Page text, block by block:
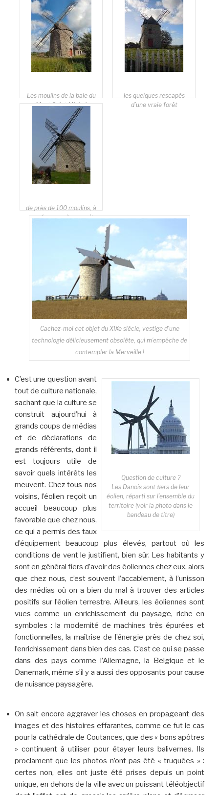
Les moulins de la baie du
Mont Saint Michel
les quelques rescapés
d’une vraie forêt
de près de 100 moulins, à
une époque où on avait
Cachez-moi cet objet du XIXe siècle, vestige d’une
technologie délicieusement obsolète, qui m’empêche de
contempler la Merveille !
Question de culture ?
Les Danois sont fiers de leur
éolien, réparti sur l’ensemble du
territoire (voir la photo dans le
bandeau de titre)
C’est une question avant
tout de culture nationale,
sachant que la culture se
construit aujourd’hui à
grands coups de médias
et de déclarations de
grands référents, dont il
est toujours utile de
savoir quels intérêts les
meuvent. Chez tous nos
voisins, l’éolien reçoit un
accueil beaucoup plus
favorable que chez nous,
ce qui a permis des taux
d’équipement beaucoup plus élevés, partout où les
conditions de vent le justifient, bien sûr. Les habitants y
sont en général fiers d’avoir des éoliennes chez eux, alors
que chez nous, c’est souvent l’accablement, à l’unisson
des médias où on a bien du mal à trouver des articles
positifs sur l’éolien terrestre. Ailleurs, les éoliennes sont
vues comme un enrichissement du paysage, riche en
symboles : la modernité de machines très épurées et
fonctionnelles, la maîtrise de l’énergie près de chez soi,
l’enrichissement dans bien des cas. C’est ce qui se passe
dans des pays comme l’Allemagne, la Belgique et le
Danemark, même s’il y a aussi des opposants pour cause
de nuisance paysagère.
On sait encore aggraver les choses en propageant des
images et des histoires effarantes, comme ce fut le cas
pour la cathédrale de Coutances, que des « bons apôtres
» continuent à utiliser pour étayer leurs balivernes. Ils
proclament que les photos n’ont pas été « truquées » :
certes non, elles ont juste été prises depuis un point
unique, en dehors de la ville avec un puissant téléobjectif